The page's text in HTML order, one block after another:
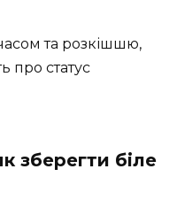
та розкішшю,
про статус
зберегти біле